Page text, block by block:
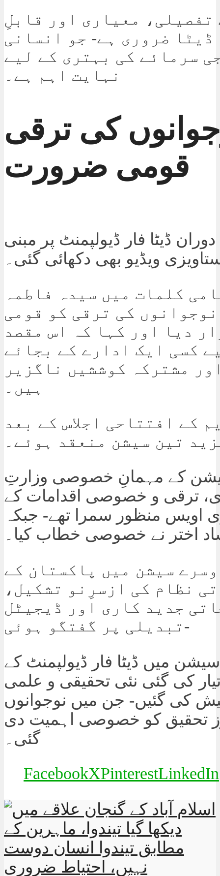
تفصیلی، معیاری اور قابلِ
ڈیٹا ضروری ہے- جو انسانی
سرمائے کی بہتری کے لیے
نہایت اہم ہے۔
کی ترقی
قومی ضرورت
ڈیٹا فار ڈیولپمنٹ پر مبنی
ویڈیو بھی دکھائی گئی۔
کلمات میں سیدہ فاطمہ
کی ترقی کو قومی
دیا اور کہا کہ اس مقصد
کسی ایک ادارے کے بجائے
مشترکہ کوششیں ناگزیر
ہیں۔
کے افتتاحی اجلاس کے بعد
تین سیشن منعقد ہوئے۔
کے مہمانِ خصوصی وزارتِ
ترقی و خصوصی اقدامات کے
اویس منظور سمرا تھے- جبکہ
اختر نے خصوصی خطاب کیا۔
سیشن میں پاکستان کے
نظام کی ازسرِنو تشکیل،
جدید کاری اور ڈیجیٹل
تبدیلی پر گفتگو ہوئی-
میں ڈیٹا فار ڈیولپمنٹ کے
کی گئی نئی تحقیقی و علمی
کی گئیں- جن میں نوجوانوں
تحقیق کو خصوصی اہمیت دی
گئی۔
FacebookXPinterestLinkedIn